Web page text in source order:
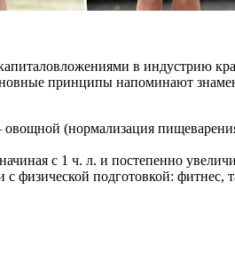
в индустрию
принципы напоминают
(нормализация
с 1 ч. л. и постепенно
с физической подготовкой: фитнес,